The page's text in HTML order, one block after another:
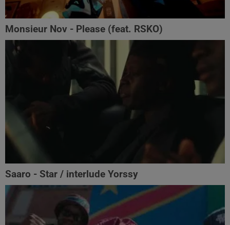
Monsieur Nov‬ - Please (feat. RSKO)
Saaro - Star / interlude Yorssy